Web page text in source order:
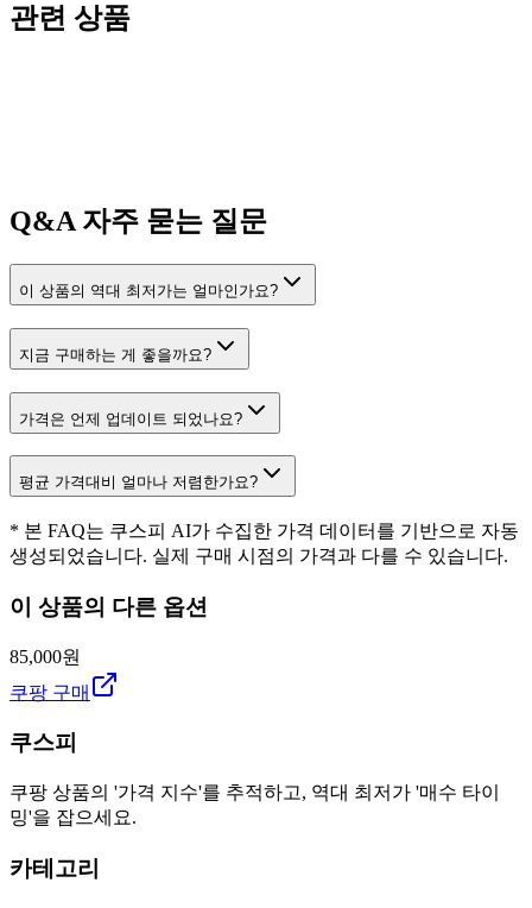
관련 상품
Q&A자주 묻는 질문
이 상품의 역대 최저가는 얼마인가요?
지금 구매하는 게 좋을까요?
가격은 언제 업데이트 되었나요?
평균 가격대비 얼마나 저렴한가요?
* 본 FAQ는 쿠스피 AI가 수집한 가격 데이터를 기반으로 자동
생성되었습니다. 실제 구매 시점의 가격과 다를 수 있습니다.
이 상품의 다른 옵션
85,000원
쿠팡 구매
쿠스피
쿠팡 상품의 '가격 지수'를 추적하고, 역대 최저가 '매수 타이
밍'을 잡으세요.
카테고리